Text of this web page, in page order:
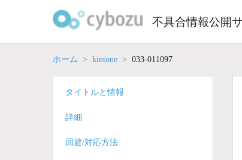
不具合情報公開
ホーム kintone 033-011097
タイトルと情報
詳細
回避/対応方法